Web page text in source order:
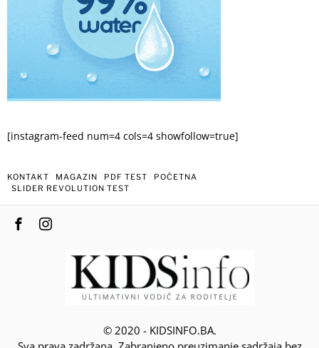
[instagram-feed num=4 cols=4 showfollow=true]
KONTAKT MAGAZIN PDF TEST
POČETNA
SLIDER REVOLUTION TEST
© 2020 - KIDSINFO.BA.